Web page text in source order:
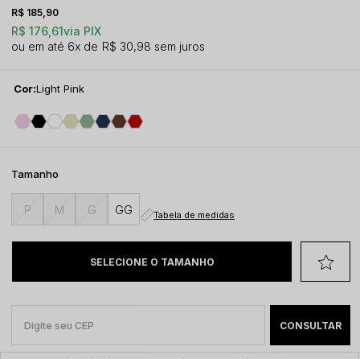
R$ 176,61via PIX
R$ 185,90
6x R$ 30,98 sem juros
Cor:Light Pink
Tamanho
P M G GG Tabela de medidas